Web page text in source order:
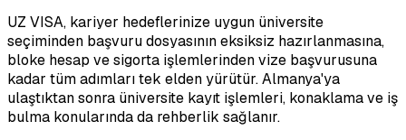
UZ VISA, kariyer hedeflerinize uygun üniversite
seçiminden başvuru dosyasının eksiksiz hazırlanmasına,
bloke hesap ve sigorta işlemlerinden vize başvurusuna
kadar tüm adımları tek elden yürütür. Almanya'ya
ulaştıktan sonra üniversite kayıt işlemleri, konaklama ve iş
bulma konularında da rehberlik sağlanır.